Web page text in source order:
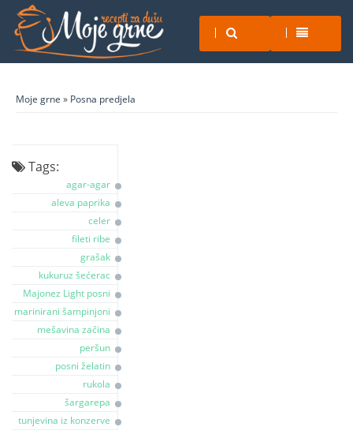
Moje grne » Posna predjela
Tags:
agar-agar
aleva paprika
celer
fileti ribe
grašak
kukuruz šećerac
Majonez Light posni
marinirani šampinjoni
mešavina začina
peršun
posni želatin
rukola
šargarepa
tunjevina iz konzerve